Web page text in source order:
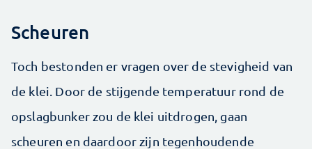
Scheuren
Toch bestonden er vragen over de stevigheid van
de klei. Door de stijgende temperatuur rond de
opslagbunker zou de klei uitdrogen, gaan
scheuren en daardoor zijn tegenhoudende